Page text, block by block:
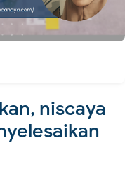
niscaya